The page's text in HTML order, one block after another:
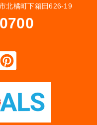
北橘町下箱田626-19